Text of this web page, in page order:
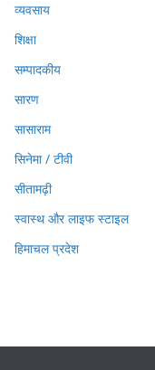
व्यवसाय
शिक्षा
सम्पादकीय
सारण
सासाराम
सिनेमा / टीवी
सीतामढ़ी
स्वास्थ और लाइफ स्टाइल
हिमाचल प्रदेश